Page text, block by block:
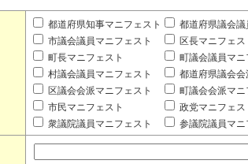
都道府県知事マニフェスト 都道府県議会議
市議会議員マニフェスト
区長マニフェス
町長マニフェスト
町議会議員マニ
村議会議員マニフェスト
都道府県議会会
区議会会派マニフェスト
町議会会派マニ
市民マニフェスト
政党マニフェス
衆議院議員マニフェスト
参議院議員マニ